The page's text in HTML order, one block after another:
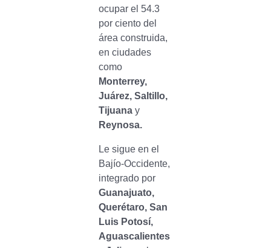
ocupar el 54.3
por ciento del
área construida,
en ciudades
como
Monterrey,
Juárez, Saltillo,
Tijuanay
Reynosa.
Le sigue en el
Bajío-Occidente,
integrado por
Guanajuato,
Querétaro, San
Luis Potosí,
Aguascalientes